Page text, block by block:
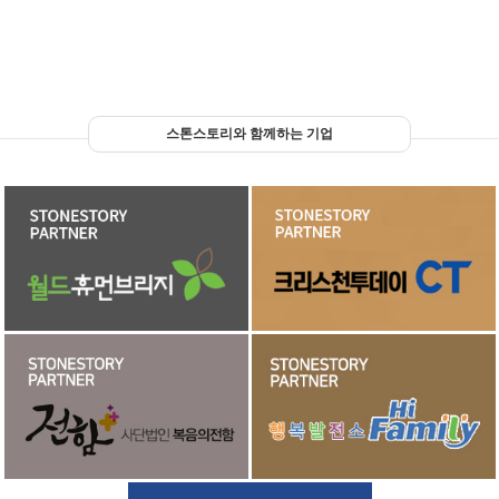
스톤스토리와 함께하는 기업